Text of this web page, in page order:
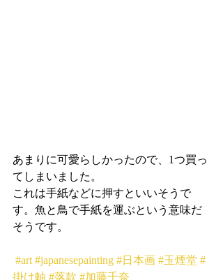
あまりに可愛らしかったので、1つ買っ
てしまいました。
これは手紙などに押すといいそうで
す。魚と鳥で手紙を運ぶという意味だ
そうです。
#art #japanesepainting #日本画 #玉煙堂 #
掛け軸 #落款 #加藤千奈